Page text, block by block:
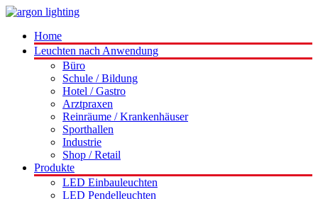
Home
Leuchten nach Anwendung
Büro
Schule / Bildung
Hotel / Gastro
Arztpraxen
Reinräume / Krankenhäuser
Sporthallen
Industrie
Shop / Retail
Produkte
LED Einbauleuchten
LED Pendelleuchten